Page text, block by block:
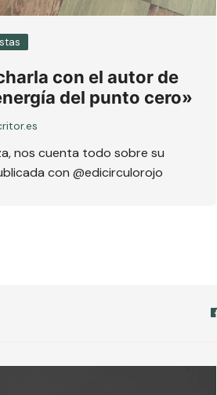
con el autor de
del punto cero»
nos cuenta todo sobre su
con @edicirculorojo